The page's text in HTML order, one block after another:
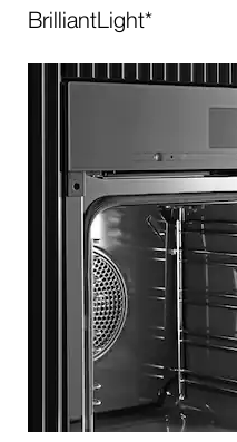
BrilliantLight*